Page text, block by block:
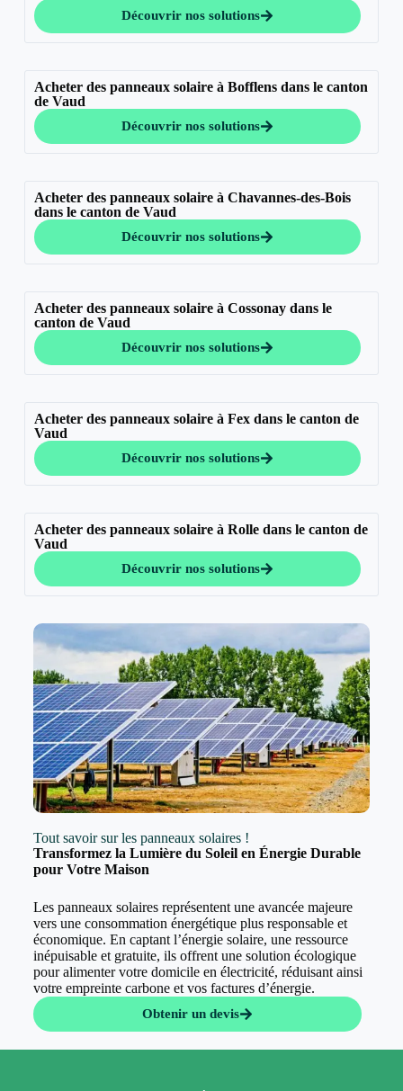
Découvrir nos solutions
Acheter des panneaux solaire à Bofflens dans le canton
de Vaud
Découvrir nos solutions
Acheter des panneaux solaire à Chavannes-des-Bois
dans le canton de Vaud
Découvrir nos solutions
Acheter des panneaux solaire à Cossonay dans le
canton de Vaud
Découvrir nos solutions
Acheter des panneaux solaire à Fex dans le canton de
Vaud
Découvrir nos solutions
Acheter des panneaux solaire à Rolle dans le canton de
Vaud
Découvrir nos solutions
Tout savoir sur les panneaux solaires !
Transformez la Lumière du Soleil en Énergie Durable
pour Votre Maison
Les panneaux solaires représentent une avancée majeure
vers une consommation énergétique plus responsable et
économique. En captant l’énergie solaire, une ressource
inépuisable et gratuite, ils offrent une solution écologique
pour alimenter votre domicile en électricité, réduisant ainsi
votre empreinte carbone et vos factures d’énergie.
Obtenir un devis